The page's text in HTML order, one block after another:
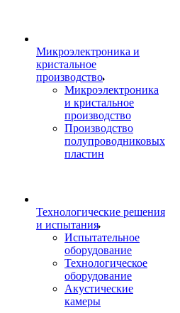
Микроэлектроника и
кристальное
производство
Микроэлектроника
и кристальное
производство
Производство
полупроводниковых
пластин
Технологические решения
и испытания
Испытательное
оборудование
Технологическое
оборудование
Акустические
камеры